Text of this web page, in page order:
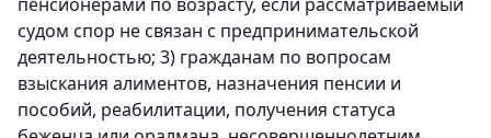
судом спор не связан с предпринимательской
деятельностью; 3) гражданам по вопросам
взыскания алиментов, назначения пенсии и
пособий, реабилитации, получения статуса